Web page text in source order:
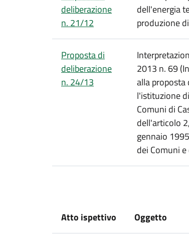
deliberazione
n. 21/12
dell'energia
produzione
Proposta di
deliberazione
n. 24/13
2013 n. 69
alla
l'istituzione
Comuni di
dell'articolo
gennaio
dei Comuni
Atto ispettivo Oggetto